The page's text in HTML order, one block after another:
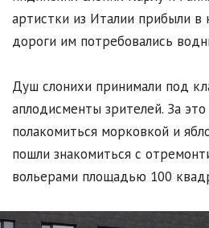
артистки из Италии прибыли в
дороги им потребовались
Душ слонихи принимали под
аплодисменты зрителей. За
полакомиться морковкой и
пошли знакомиться с
вольерами площадью 100